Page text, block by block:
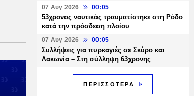
07 Αυγ 2026 00:05
53χρονος ναυτικός τραυματίστηκε στη Ρόδο
κατά την πρόσδεση πλοίου
07 Αυγ 2026 00:05
Συλλήψεις για πυρκαγιές σε Σκύρο και
Λακωνία – Στη σύλληψη 63χρονης
ΠΕΡΙΣΣΟΤΕΡΑ